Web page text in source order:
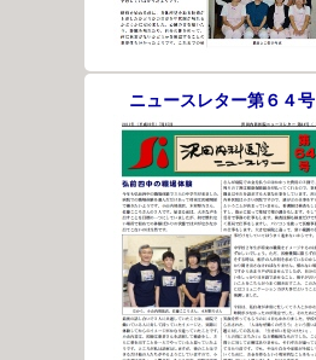
ニュースレター第６４号